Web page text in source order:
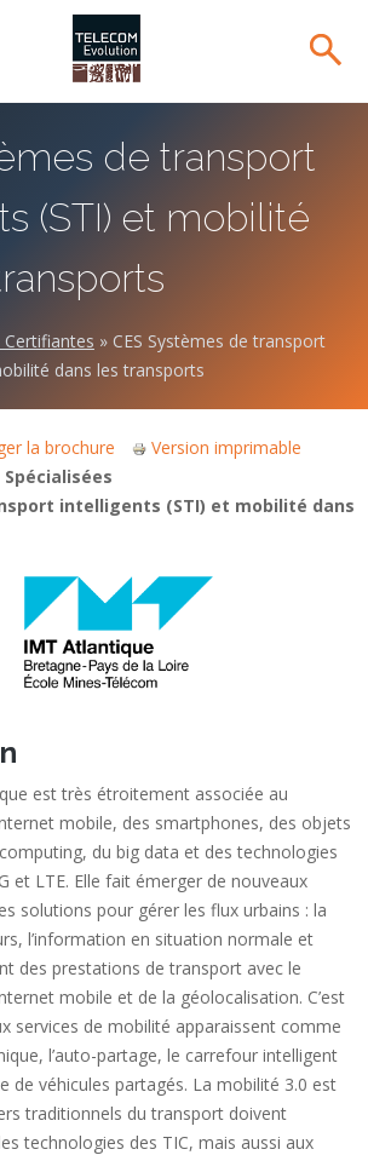
de transport
(STI) et mobilité
» CES Systèmes de transport
dans les transports
Version imprimable
la brochure
intelligents (STI) et mobilité dans
est très étroitement associée au
mobile, des smartphones, des objets
du big data et des technologies
et LTE. Elle fait émerger de nouveaux
solutions pour gérer les flux urbains : la
l’information en situation normale et
des prestations de transport avec le
mobile et de la géolocalisation. C’est
services de mobilité apparaissent comme
l’auto-partage, le carrefour intelligent
de véhicules partagés. La mobilité 3.0 est
traditionnels du transport doivent
technologies des TIC, mais aussi aux